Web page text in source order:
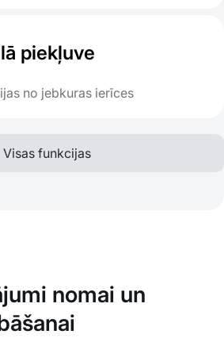
piekļuve
no jebkuras ierīces
Visas funkcijas
nomai un